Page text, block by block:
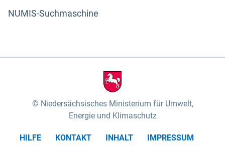
NUMIS-Suchmaschine
Niedersächsisches Ministerium für Umwelt,
Energie und Klimaschutz
HILFE KONTAKT INHALT
IMPRESSUM